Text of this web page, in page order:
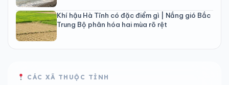
Khí hậu Hà Tĩnh có đặc điểm gì | Nắng gió Bắc
Trung Bộ phân hóa hai mùa rõ rệt
CÁC XÃ THUỘC TỈNH